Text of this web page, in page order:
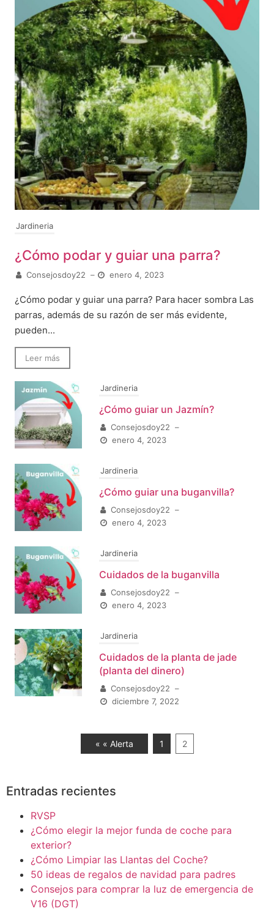
Jardineria
¿Cómo podar y guiar una parra?
Consejosdoy22 – enero 4, 2023
¿Cómo podar y guiar una parra? Para hacer sombra Las
parras, además de su razón de ser más evidente,
pueden...
Leer más
Jardineria
¿Cómo guiar un Jazmín?
Consejosdoy22 –
enero 4, 2023
Jardineria
¿Cómo guiar una buganvilla?
Consejosdoy22 –
enero 4, 2023
Jardineria
Cuidados de la buganvilla
Consejosdoy22 –
enero 4, 2023
Jardineria
Cuidados de la planta de jade
(planta del dinero)
Consejosdoy22 –
diciembre 7, 2022
« « Alerta 1 2
Entradas recientes
RVSP
¿Cómo elegir la mejor funda de coche para
exterior?
¿Cómo Limpiar las Llantas del Coche?
50 ideas de regalos de navidad para padres
Consejos para comprar la luz de emergencia de
V16 (DGT)